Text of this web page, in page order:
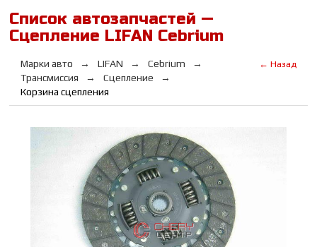
Список автозапчастей —
Сцепление LIFAN Cebrium
Марки авто LIFAN
Cebrium
Трансмиссия
Сцепление
Корзина сцепления
← Назад